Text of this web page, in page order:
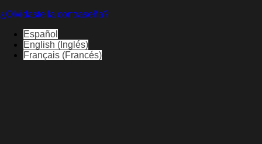
¿Olvidaste la contraseña?
Español
English ( Inglés)
Français (Francés)